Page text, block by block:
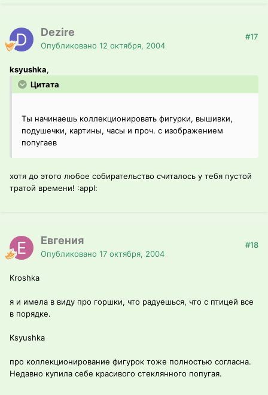
Dezire
Опубликовано 12 октября, 2004
#17
ksyushka,
Цитата
Ты начинаешь коллекционировать фигурки, вышивки,
подушечки, картины, часы и проч. с изображением
попугаев
хотя до этого любое собирательство считалось у тебя пустой
тратой времени! :appl:
Евгения
Опубликовано 17 октября, 2004
#18
Kroshka
я и имела в виду про горшки, что радуешься, что с птицей все
в порядке.
Ksyushka
про коллекционирование фигурок тоже полностью согласна.
Недавно купила себе красивого стеклянного попугая.